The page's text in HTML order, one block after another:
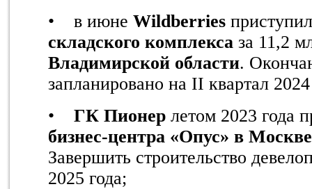
• в июне Wildberries
складского комплекса за 11,2
Владимирской области.
запланировано на II квартал
• ГК Пионер летом 2023 года
бизнес-центра «Опус» в Москве
Завершить строительство
2025 года;